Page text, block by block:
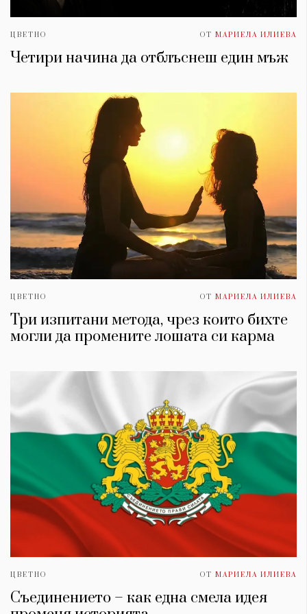
ЦВЕТНО ОТ МАРИЕЛА ИЛИЕВА
Четири начина да отблъснеш един мъж
ЦВЕТНО ОТ МАРИЕЛА ИЛИЕВА
Три изпитани метода, чрез които бихте
могли да промените лошата си карма
ЦВЕТНО ОТ МАРИЕЛА ИЛИЕВА
Съединението – как една смела идея